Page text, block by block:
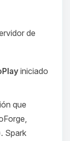
de
iniciado
que
Spark